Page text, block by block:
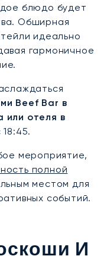
блюдо будет
Обширная
идеально
гармоничное
Beef Bar в
или отеля в
18:45.
мероприятие,
полной
местом для
событий.
И